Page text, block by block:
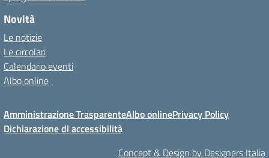
Novità
Le notizie
Le circolari
Calendario eventi
Albo online
Amministrazione TrasparenteAlbo onlinePrivacy Policy
Dichiarazione di accessibilità
Concept & Design by Designers Italia